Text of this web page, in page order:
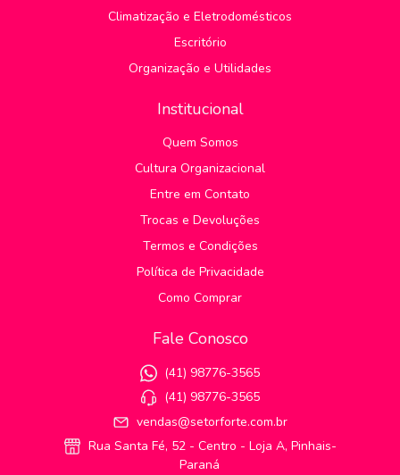
Climatização e Eletrodomésticos
Escritório
Organização e Utilidades
Institucional
Quem Somos
Cultura Organizacional
Entre em Contato
Trocas e Devoluções
Termos e Condições
Política de Privacidade
Como Comprar
Fale Conosco
(41) 98776-3565
(41) 98776-3565
vendas@setorforte.com.br
Rua Santa Fé, 52 - Centro - Loja A, Pinhais-
Paraná